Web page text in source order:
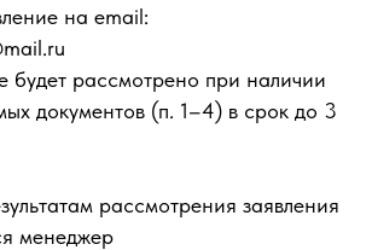
на email:
будет рассмотрено при наличии
документов (п. 1–4) в срок до 3
рассмотрения заявления
менеджер